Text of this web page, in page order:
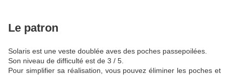
Le patron
Solaris est une veste doublée aves des poches passepoilées.
Son niveau de difficulté est de 3 / 5.
Pour simplifier sa réalisation, vous pouvez éliminer les poches et